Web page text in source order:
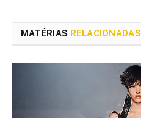
MATÉRIAS RELACIONADAS